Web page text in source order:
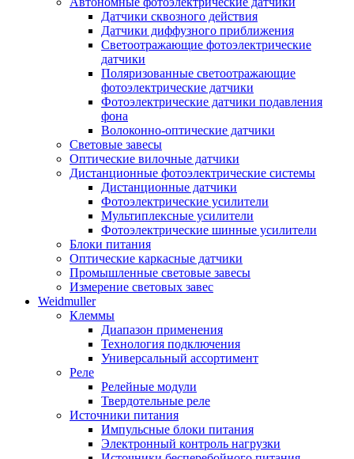
Датчики сквозного действия
Датчики диффузного приближения
Светоотражающие фотоэлектрические
датчики
Поляризованные светоотражающие
фотоэлектрические датчики
Фотоэлектрические датчики подавления
фона
Волоконно-оптические датчики
Световые завесы
Оптические вилочные датчики
Дистанционные фотоэлектрические системы
Дистанционные датчики
Фотоэлектрические усилители
Мультиплексные усилители
Фотоэлектрические шинные усилители
Блоки питания
Оптические каркасные датчики
Промышленные световые завесы
Измерение световых завес
Weidmuller
Клеммы
Диапазон применения
Технология подключения
Универсальный ассортимент
Реле
Релейные модули
Твердотельные реле
Источники питания
Импульсные блоки питания
Электронный контроль нагрузки